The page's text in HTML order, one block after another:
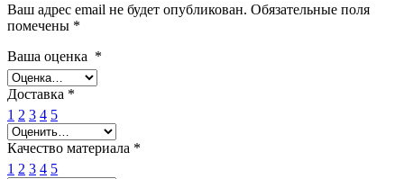
Ваш адрес email не будет опубликован. Обязательные поля
помечены *
Ваша оценка *
Доставка *
1 2 3 4 5
Качество материала *
1 2 3 4 5